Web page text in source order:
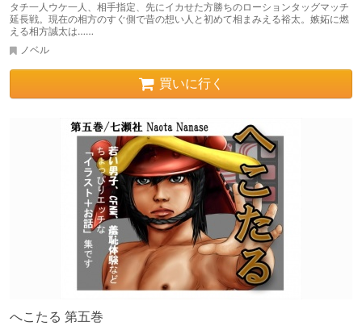
タチ一人ウケ一人、相手指定、先にイカせた方勝ちのローションタッグマッチ
延長戦。現在の相方のすぐ側で昔の想い人と初めて相まみえる裕太。嫉妬に燃
える相方誠太は……
ノベル
買いに行く
へこたる 第五巻